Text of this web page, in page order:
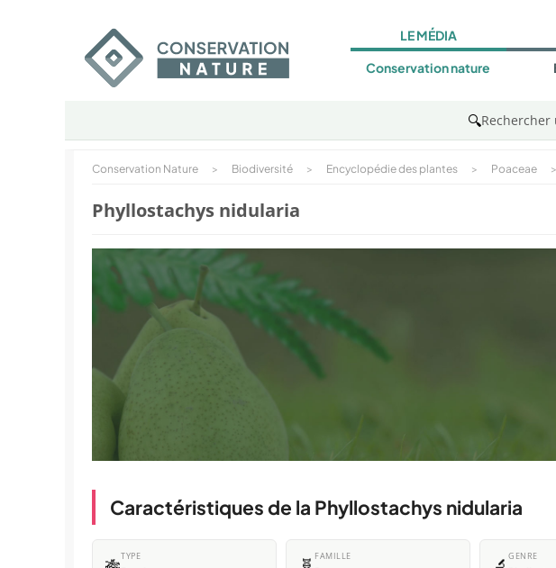
LE MÉDIA
Conservation nature
🔍
Conservation Nature > Biodiversité > Encyclopédie des plantes > Poaceae >
Phyllostachys nidularia
Caractéristiques de la Phyllostachys nidularia
TYPE FAMILLE GENRE